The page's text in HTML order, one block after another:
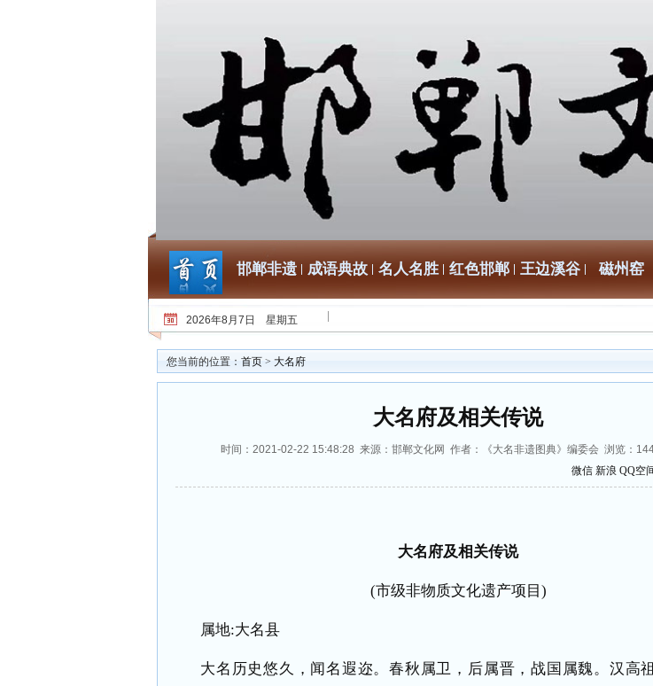
邯郸非遗 成语典故 名人名胜 红色邯郸 王边溪谷 磁州窑
2026年8月7日 星期五
您当前的位置： 首页 > 大名府
大名府及相关传说
时间：2021-02-22 15:48:28 来源：邯郸文化网 作者：《大名非遗图典》编委会 浏览：
微信 新浪 QQ空
大名府及相关传说
(市级非物质文化遗产项目)
属地:大名县
大名历史悠久，闻名遐迩。春秋属卫，后属晋，战国属魏。汉高